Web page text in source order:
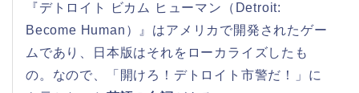
『デトロイト ビカム ヒューマン（Detroit:
Become Human）』はアメリカで開発されたゲー
ムであり、日本版はそれをローカライズしたも
の。なので、「開けろ！デトロイト市警だ！」に